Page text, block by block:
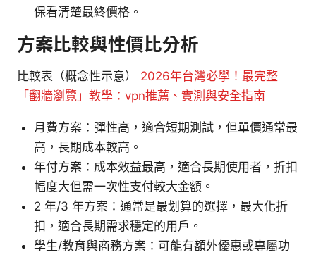
保看清楚最終價格。
方案比較與性價比分析
比較表（概念性示意） 2026年台灣必學！最完整
「翻牆瀏覽」教學：vpn推薦、實測與安全指南
月費方案：彈性高，適合短期測試，但單價通常最
高，長期成本較高。
年付方案：成本效益最高，適合長期使用者，折扣
幅度大但需一次性支付較大金額。
2 年/3 年方案：通常是最划算的選擇，最大化折
扣，適合長期需求穩定的用戶。
學生/教育與商務方案：可能有額外優惠或專屬功